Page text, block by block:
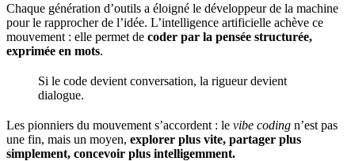
Chaque génération d’outils a éloigné le développeur de la machine
pour le rapprocher de l’idée. L’intelligence artificielle achève ce
mouvement : elle permet de coder par la pensée structurée,
exprimée en mots.
Si le code devient conversation, la rigueur devient
dialogue.
Les pionniers du mouvement s’accordent : le vibe coding n’est pas
une fin, mais un moyen, explorer plus vite, partager plus
simplement, concevoir plus intelligemment.